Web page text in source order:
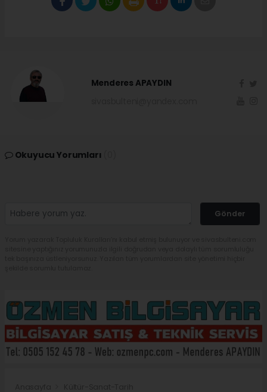
Menderes APAYDIN
Okuyucu Yorumları
Gönder